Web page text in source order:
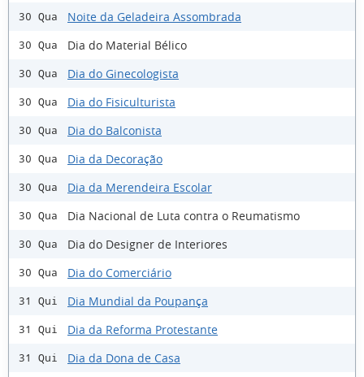
30 Qua Noite da Geladeira Assombrada
30 Qua Dia do Material Bélico
30 Qua Dia do Ginecologista
30 Qua Dia do Fisiculturista
30 Qua Dia do Balconista
30 Qua Dia da Decoração
30 Qua Dia da Merendeira Escolar
30 Qua Dia Nacional de Luta contra o Reumatismo
30 Qua Dia do Designer de Interiores
30 Qua Dia do Comerciário
31 Qui Dia Mundial da Poupança
31 Qui Dia da Reforma Protestante
31 Qui Dia da Dona de Casa